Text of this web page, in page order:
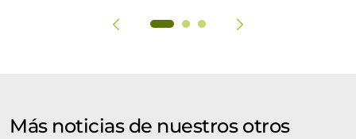
Más noticias de nuestros otros